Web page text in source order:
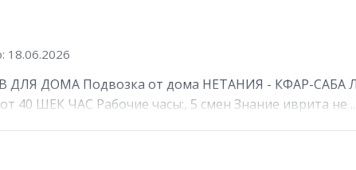
18.06.2026
ДОМА Подвозка от дома НЕТАНИЯ - КФАР-САБА
40 ШЕК ЧАС Рабочие часы:, 5 смен Знание иврита не ...